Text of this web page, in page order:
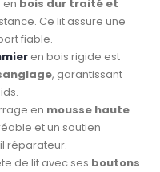
en bois dur traité et
Ce lit assure une
fiable.
en bois rigide est
, garantissant
en mousse haute
et un soutien
réparateur.
de lit avec ses boutons